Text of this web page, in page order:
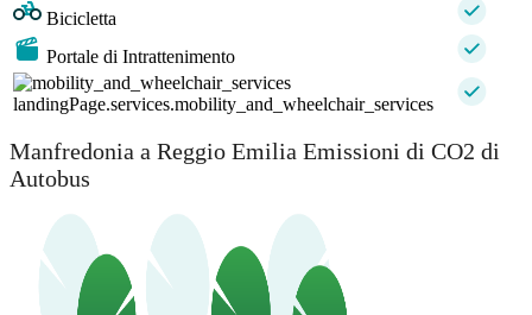
Bicicletta
Portale di Intrattenimento
landingPage.services.mobility_and_wheelchair_services
Manfredonia a Reggio Emilia Emissioni di CO2 di
Autobus